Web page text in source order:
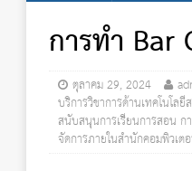
การทำ
ตุลาคม 29, 2024
บริการวิชาการด้านเทคโนโ
สนับสนุนการเรียนการสอน ก
จัดการภายในสำนักคอมพิวเ